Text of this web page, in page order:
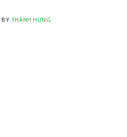
BY THÀNH HƯNG